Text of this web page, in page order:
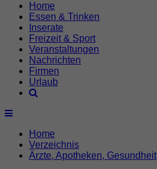
Home
Essen & Trinken
Inserate
Freizeit & Sport
Veranstaltungen
Nachrichten
Firmen
Urlaub
Home
Verzeichnis
Ärzte, Apotheken, Gesundheit